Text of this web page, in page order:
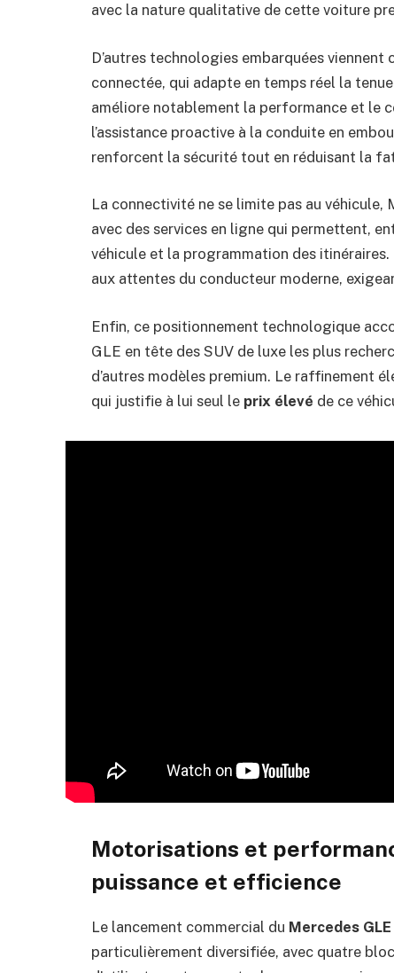
avec la nature qualitative de cette voiture
D’autres technologies embarquées
connectée, qui adapte en temps réel la
améliore notablement la performance et le
l’assistance proactive à la conduite en
renforcent la sécurité tout en réduisant la
La connectivité ne se limite pas au
avec des services en ligne qui permettent,
véhicule et la programmation des itinéraires.
aux attentes du conducteur moderne,
Enfin, ce positionnement technologique
GLE en tête des SUV de luxe les plus
d’autres modèles premium. Le raffinement
qui justifie à lui seul le prix élevé de ce
Motorisations et
puissance et efficience
Le lancement commercial du Mercedes
particulièrement diversifiée, avec quatre